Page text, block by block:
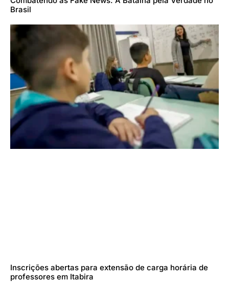
Brasil
Inscrições abertas para extensão de carga horária de
professores em Itabira